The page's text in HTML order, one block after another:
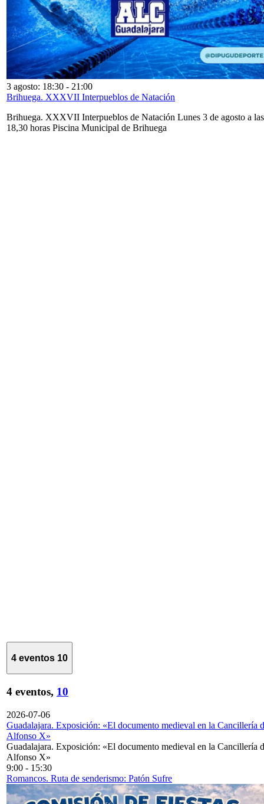
3 agosto: 18:30 - 21:00
Brihuega. XXXVII Interpueblos de Natación
Brihuega. XXXVII Interpueblos de Natación Lunes 3 de agosto a las
18,30 horas Piscina Municipal de Brihuega
4 eventos 10
4 eventos, 10
2026-07-06
Guadalajara. Exposición: «El documento medieval en la Cancillería
Alfonso X»
Guadalajara. Exposición: «El documento medieval en la Cancillería
Alfonso X»
9:00 - 15:30
Romancos. Ruta de senderismo: Patón Sufre